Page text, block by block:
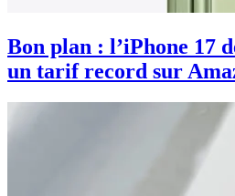
Bon plan : l’iPhone 17
un tarif record sur